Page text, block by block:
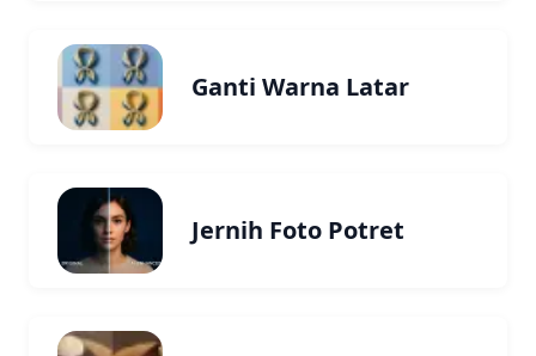
Ganti Warna Latar
Jernih Foto Potret